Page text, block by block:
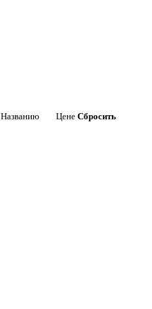
Названию Цене Сбросить